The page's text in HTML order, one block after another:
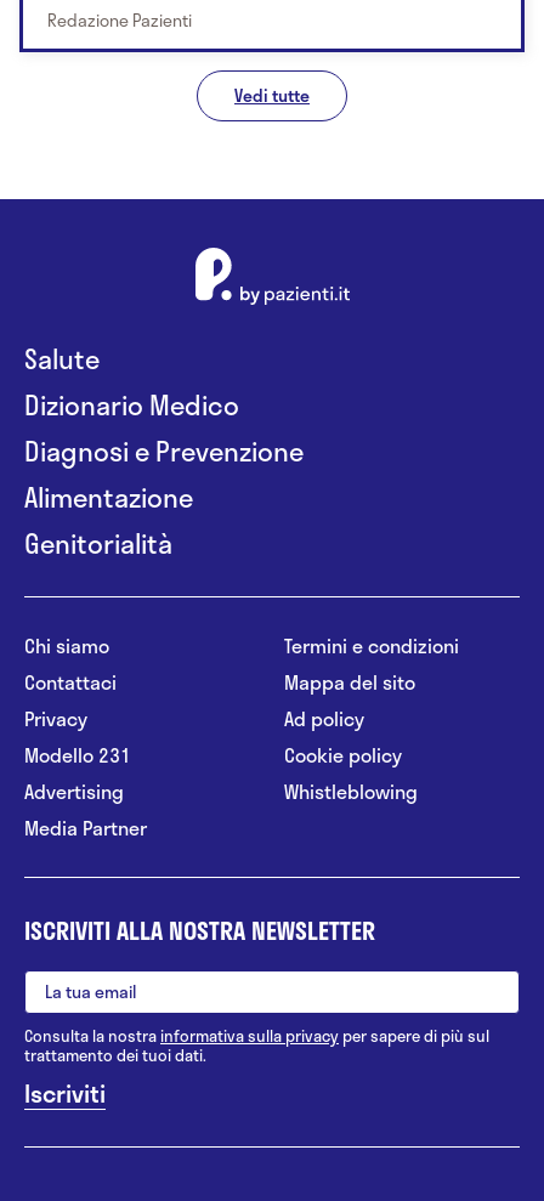
Redazione Pazienti
Vedi tutte
Salute
Dizionario Medico
Diagnosi e Prevenzione
Alimentazione
Genitorialità
Chi siamo
Contattaci
Privacy
Modello 231
Advertising
Media Partner
Termini e condizioni
Mappa del sito
Ad policy
Cookie policy
Whistleblowing
ISCRIVITI ALLA NOSTRA NEWSLETTER
Consulta la nostrainformativa sulla privacy per sapere di più sul
trattamento dei tuoi dati.